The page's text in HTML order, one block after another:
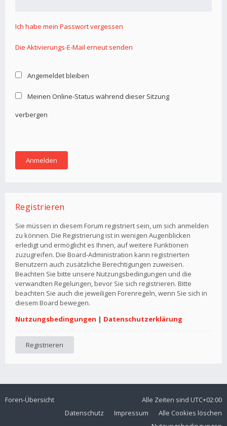
Ich habe mein Passwort vergessen
Die Aktivierungs-E-Mail erneut senden
Angemeldet bleiben
Meinen Online-Status während dieser Sitzung
verbergen
Registrieren
Sie müssen in diesem Forum registriert sein, um sich anmelden
zu können. Die Registrierung ist in wenigen Augenblicken
erledigt und ermöglicht es Ihnen, auf weitere Funktionen
zuzugreifen. Die Board-Administration kann registrierten
Benutzern auch zusätzliche Berechtigungen zuweisen.
Beachten Sie bitte unsere Nutzungsbedingungen und die
verwandten Regelungen, bevor Sie sich registrieren. Bitte
beachten Sie auch die jeweiligen Forenregeln, wenn Sie sich in
diesem Board bewegen.
Nutzungsbedingungen | Datenschutzerklärung
Registrieren
Foren-Übersicht Alle Zeiten sind UTC+02:00
Alle Cookies löschen
Impressum
Datenschutz